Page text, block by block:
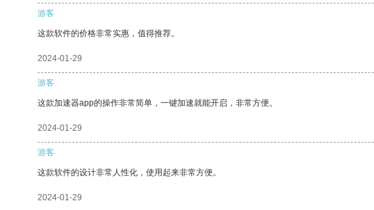
游客
这款软件的价格非常实惠，值得推荐。
2024-01-29
游客
这款加速器app的操作非常简单，一键加速就能开启，非常方便。
2024-01-29
游客
这款软件的设计非常人性化，使用起来非常方便。
2024-01-29